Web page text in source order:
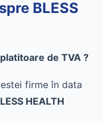
BLESS
de TVA ?
firme în data
HEALTH